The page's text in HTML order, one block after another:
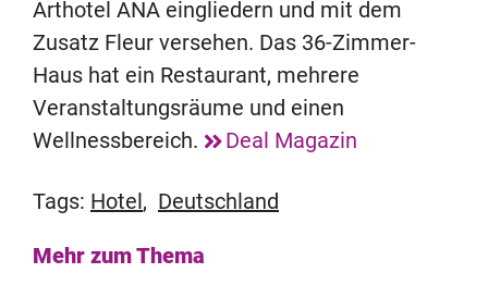
Arthotel ANA eingliedern und mit dem
Zusatz Fleur versehen. Das 36-Zimmer-
Haus hat ein Restaurant, mehrere
Veranstaltungsräume und einen
Wellnessbereich.
Deal Magazin
Tags: Hotel , Deutschland
Mehr zum Thema